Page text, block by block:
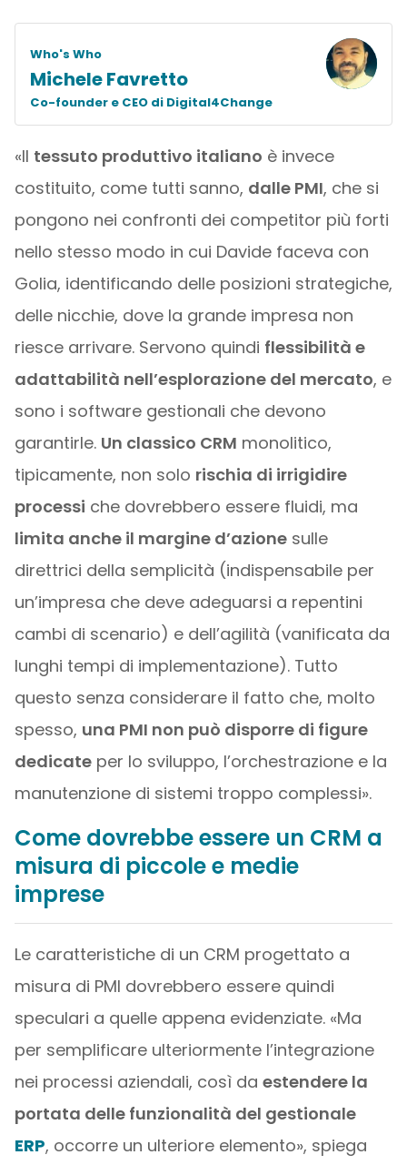
Who's Who
Michele Favretto
Co-founder e CEO di Digital4Change
«Il tessuto produttivo italiano è invece
costituito, come tutti sanno, dalle PMI, che si
pongono nei confronti dei competitor più forti
nello stesso modo in cui Davide faceva con
Golia, identificando delle posizioni strategiche,
delle nicchie, dove la grande impresa non
riesce arrivare. Servono quindi flessibilità e
adattabilità nell’esplorazione del mercato, e
sono i software gestionali che devono
garantirle. Un classico CRM monolitico,
tipicamente, non solo rischia di irrigidire
processi che dovrebbero essere fluidi, ma
limita anche il margine d’azionesulle
direttrici della semplicità (indispensabile per
un’impresa che deve adeguarsi a repentini
cambi di scenario) e dell’agilità (vanificata da
lunghi tempi di implementazione). Tutto
questo senza considerare il fatto che, molto
spesso, una PMI non può disporre di figure
dedicateper lo sviluppo, l’orchestrazione e la
manutenzione di sistemi troppo complessi».
Come dovrebbe essere un CRM a
misura di piccole e medie
imprese
Le caratteristiche di un CRM progettato a
misura di PMI dovrebbero essere quindi
speculari a quelle appena evidenziate. «Ma
per semplificare ulteriormente l’integrazione
nei processi aziendali, così da estendere la
portata delle funzionalità del gestionale
ERP, occorre un ulteriore elemento», spiega